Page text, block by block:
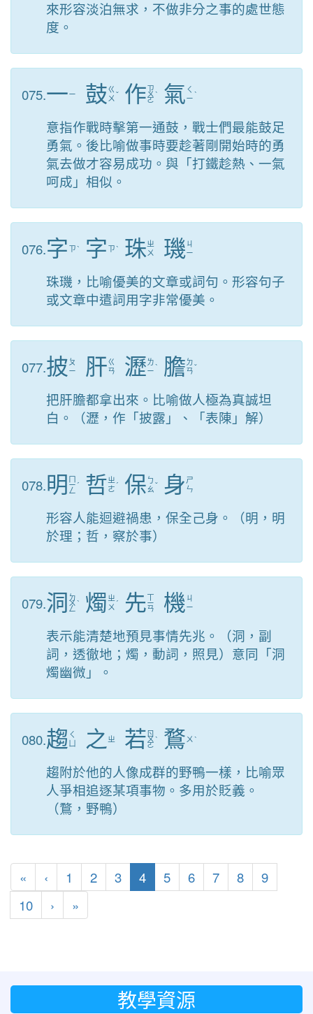
來形容淡泊無求，不做非分之事的處世態
度。
075.一ㄧ 鼓ㄍ
ㄨ ˇ 作ㄗ
ㄨ
ㄛ
ˋ 氣 ㄑ
ㄧˋ
意指作戰時擊第一通鼓，戰士們最能鼓足
勇氣。後比喻做事時要趁著剛開始時的勇
氣去做才容易成功。與「打鐵趁熱、一氣
呵成」相似。
076.字 ㄗˋ 字 ㄗˋ 珠ㄓ
ㄨ
璣ㄐ
ㄧ
珠璣，比喻優美的文章或詞句。形容句子
或文章中遣詞用字非常優美。
077.披 ㄆ
ㄧ
肝ㄍ
ㄢ
瀝ㄌ
ㄧˋ 膽 ㄉ
ㄢˇ
把肝膽都拿出來。比喻做人極為真誠坦
白。（瀝，作「披露」、「表陳」解）
078.明 ㄇ
ㄧ
ㄥ
ˊ 哲ㄓ
ㄜ ˊ 保 ㄅ
ㄠˇ 身 ㄕ
ㄣ
形容人能迴避禍患，保全己身。（明，明
於理；哲，察於事）
079.洞 ㄉ
ㄨ
ㄥ
ˋ 燭 ㄓ
ㄨ ˊ 先ㄒ
ㄧ
ㄢ 機 ㄐ
ㄧ
表示能清楚地預見事情先兆。（洞，副
詞，透徹地；燭，動詞，照見）意同「洞
燭幽微」。
080.趨 ㄑ
之 ㄓ 若 ㄖ
ㄨ
ㄛ
ˋ 鶩 ㄨ ˋ
趨附於他的人像成群的野鴨一樣，比喻眾
人爭相追逐某項事物。多用於貶義。
（鶩，野鴨）
« 第一頁
‹ 上一頁
1 2 3 4(目前頁次)
5 6 7 8
9
10
› 下一頁
»
教學資源